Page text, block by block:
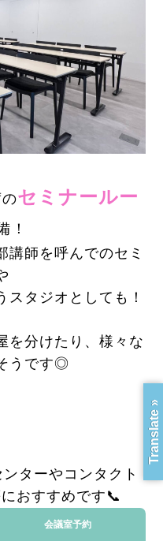
セミナールー
！
講師を呼んでのセミ
スタジオとしても！
を分けたり、様々な
うです◎
ターやコンタクト
おすすめです📞
会議室予約
Translate »